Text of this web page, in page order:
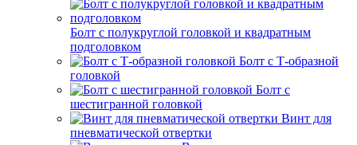
Болт с полукруглой головкой и квадратным
подголовком
Болт с Т-образной
головкой
Болт с
шестигранной головкой
Винт для
пневматической отвертки